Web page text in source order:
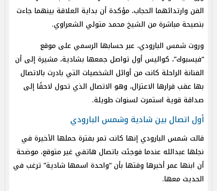
الفن وارتدائهما الحجاب، مؤكدة أن بداية العلاقة بينهما جاءت
بنصيحة مباشرة من الشيخ محمد متولي الشعراوي.
وروت شمس البارودي، عبر حسابها الرسمي على موقع
“فيسبوك”، كواليس أول تواصل جمعها بشادية، مشيرة إلى أن
الفنانة الراحلة كانت من أوائل الشخصيات التي بادرت بالاتصال
بها عقب قرارها الاعتزال، وهو الاتصال الذي تحول لاحقًا إلى
صداقة قوية استمرت لسنوات طويلة.
أول اتصال بين شادية وشمس البارودي
قالت شمس البارودي إنها كانت تمر بفترة حملها الأخيرة في
نجلها عبدالله عندما فوجئت باتصال هاتفي غير متوقع، موضحة
أن ابنها عمر أخبرها وقتها بأن “واحدة اسمها شادية” ترغب في
الحديث معها.